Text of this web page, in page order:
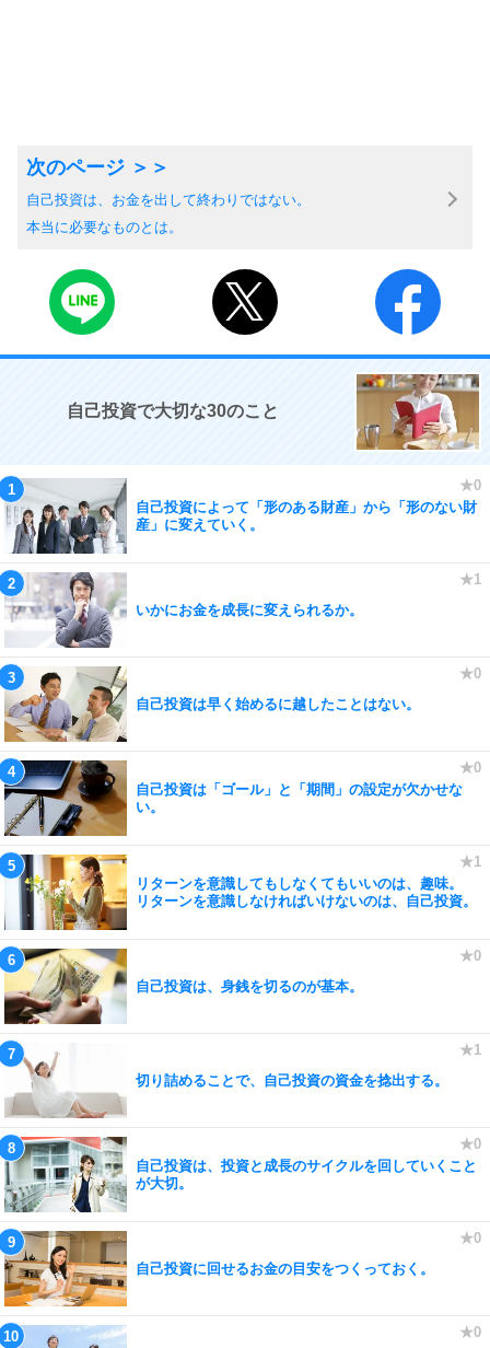
自己投資は、お金を出して終わりではない。
本当に必要なものとは。
自己投資で大切な30のこと
自己投資によって「形のある財産」から「形のない財
産」に変えていく。
いかにお金を成長に変えられるか。
自己投資は早く始めるに越したことはない。
自己投資は「ゴール」と「期間」の設定が欠かせな
い。
リターンを意識してもしなくてもいいのは、趣味。
リターンを意識しなければいけないのは、自己投資。
自己投資は、身銭を切るのが基本。
切り詰めることで、自己投資の資金を捻出する。
自己投資は、投資と成長のサイクルを回していくこと
が大切。
自己投資に回せるお金の目安をつくっておく。